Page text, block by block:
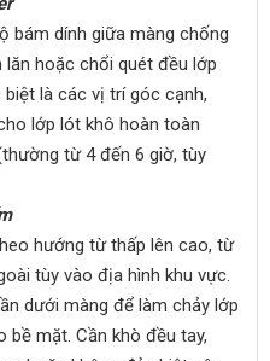
bám dính giữa màng chống
hoặc chổi quét đều lớp
là các vị trí góc cạnh,
lớp lót khô hoàn toàn
từ 4 đến 6 giờ, tùy
hướng từ thấp lên cao, từ
tùy vào địa hình khu vực.
dưới màng để làm chảy lớp
bề mặt. Cần khò đều tay,